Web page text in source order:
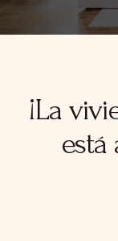
¡La
está